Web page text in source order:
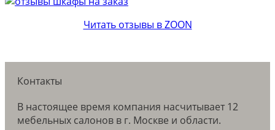
Читать отзывы в ZOON
Контакты
В настоящее время компания насчитывает 12
мебельных салонов в г. Москве и области.